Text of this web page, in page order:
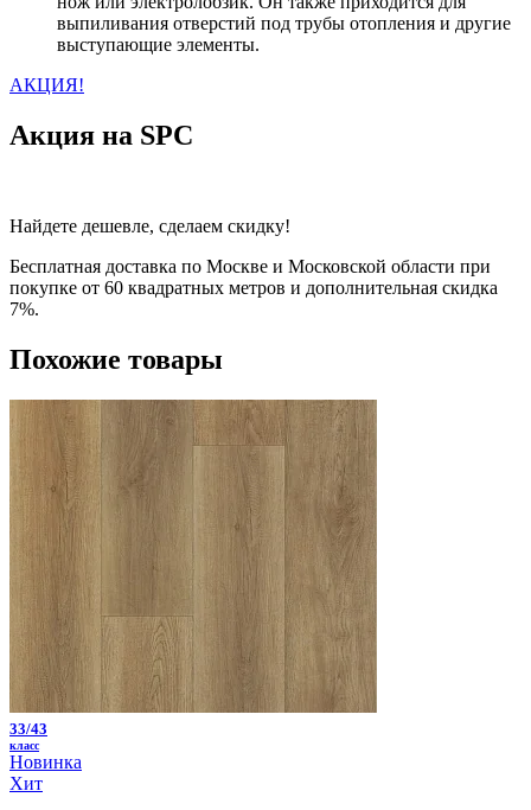
выпиливания отверстий под трубы отопления и другие
выступающие элементы.
АКЦИЯ!
Акция на SPC
Найдете дешевле, сделаем скидку!
Бесплатная доставка по Москве и Московской области при
покупке от 60 квадратных метров и дополнительная скидка
7%.
Похожие товары
33/43
класс
Новинка
Хит